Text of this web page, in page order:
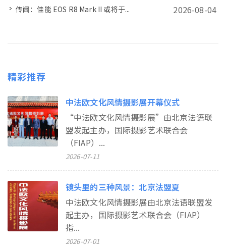
传闻：佳能 EOS R8 Mark II 或将于... 2026-08-04
精彩推荐
中法欧文化风情摄影展开幕仪式
“中法欧文化风情摄影展”由北京法语联
盟发起主办，国际摄影艺术联合会
（FIAP）...
2026-07-11
镜头里的三种风景：北京法盟夏
中法欧文化风情摄影展由北京法语联盟发
起主办，国际摄影艺术联合会（FIAP）
指...
2026-07-01